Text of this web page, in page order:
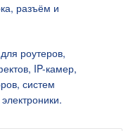
разъём и
роутеров,
IP-камер,
систем